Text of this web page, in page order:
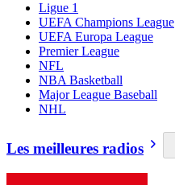
Ligue 1
UEFA Champions League
UEFA Europa League
Premier League
NFL
NBA Basketball
Major League Baseball
NHL
Les meilleures radios